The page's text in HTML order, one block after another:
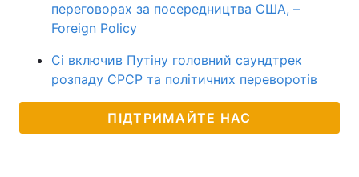
переговорах за посередництва США, –
Foreign Policy
Сі включив Путіну головний саундтрек
розпаду СРСР та політичних переворотів
ПІДТРИМАЙТЕ НАС